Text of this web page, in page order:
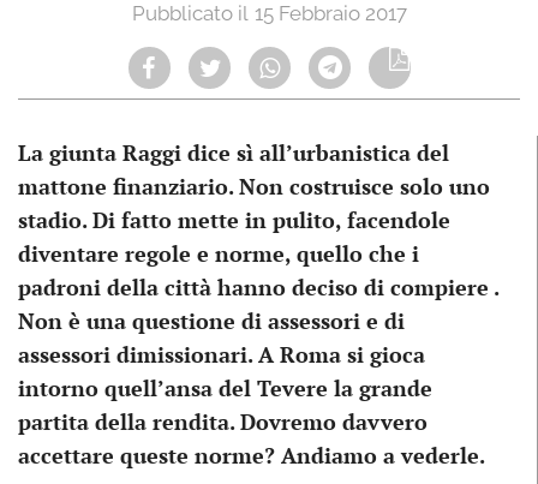
15 Febbraio 2017
La giunta Raggi dice sì all’urbanistica del
mattone finanziario. Non costruisce solo uno
stadio. Di fatto mette in pulito, facendole
diventare regole e norme, quello che i
padroni della città hanno deciso di compiere .
Non è una questione di assessori e di
assessori dimissionari. A Roma si gioca
intorno quell’ansa del Tevere la grande
partita della rendita. Dovremo davvero
accettare queste norme? Andiamo a vederle.